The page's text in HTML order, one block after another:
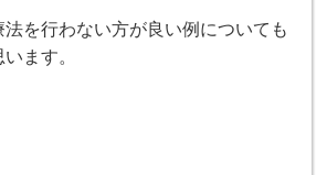
を行わない方が良い例についても
ます。